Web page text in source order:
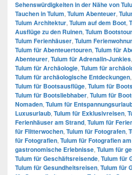
Sehenswürdigkeiten in der Nähe von
Tauchen in Tulum, Tulum Abenteuer,
Tulum Architektur, Tulum auf dem Boot,
Ausflüge zu den Ruinen, Tulum
Tulum Ferienhäuser, Tulum
Tulum für Abenteuertouren, Tulum für
Abenteurer, Tulum für Adrenalin-Junkies,
Tulum für Archäologie, Tulum für
Tulum für archäologische Entdeckungen,
Tulum für Bootsausflüge, Tulum für
Tulum für Bootsliebhaber, Tulum für
Nomaden, Tulum für
Luxusurlaub, Tulum für Exklusivreisen,
Ferienhäuser am Strand, Tulum für
für Flitterwochen, Tulum für Fotografen,
für Fotografien, Tulum für Fotografien
gastronomische Erlebnisse, Tulum für
Tulum für Geschäftsreisende, Tulum für
Tulum für Gesundheitsreisen, Tulum für